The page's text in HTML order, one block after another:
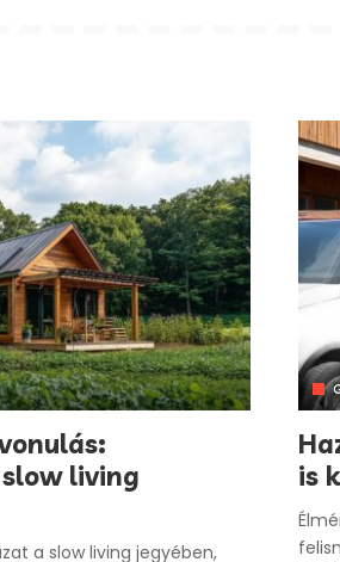
living
a slow living jegyében,
is